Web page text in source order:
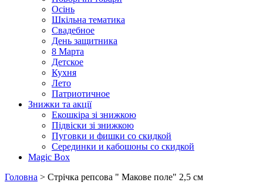
Осінь
Шкільна тематика
Свадебное
День защитника
8 Марта
Детское
Кухня
Лето
Патриотичное
Знижки та акції
Екошкіра зі знижкою
Підвіски зі знижкою
Пуговки и фишки со скидкой
Серединки и кабошоны со скидкой
Magic Box
Головна > Стрічка репсова " Макове поле" 2,5 см